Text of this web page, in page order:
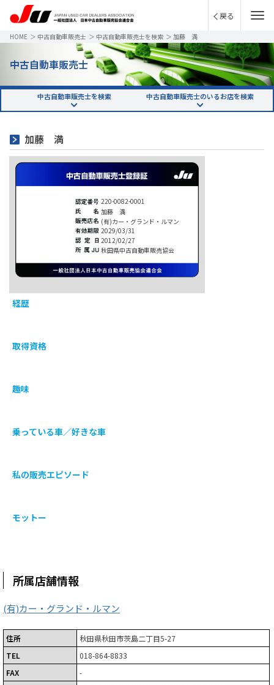
戻る
HOME ＞ 中古自動車販売士 ＞ 中古自動車販売士を検索 ＞ 加藤 満
中古自動車販売士
中古自動車販売士を検索 中古自動車販売士のいるお店を検索
加藤 満
220-0082-0001
加藤 満
(有)カー・グランド・ルマン
2029/03/31
2012/02/27
秋田県中古自動車販売協会
経歴
取得資格
趣味
乗っている車／好きな車
私の販売エピソード
モットー
所属店舗情報
(有)カー・グランド・ルマン
住所
秋田県秋田市茨島二丁目5-27
TEL
018-864-8833
FAX
-